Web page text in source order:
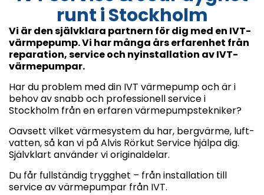
runt i Stockholm
Vi är den självklara partnern för dig med en IVT-
värmpepump. Vi har många års erfarenhet från
reparation, service och nyinstallation av IVT-
värmepumpar.
Har du problem med din IVT värmepump och är i
behov av snabb och professionell service i
Stockholm från en erfaren värmepumpstekniker?
Oavsett vilket värmesystem du har, bergvärme, luft-
vatten, så kan vi på Alvis Rörkut Service hjälpa dig.
Självklart använder vi originaldelar.
Du får fullständig trygghet – från installation till
service av värmepumpar från IVT.